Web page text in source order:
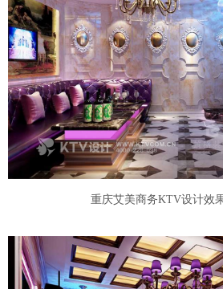
重庆艾美商务KTV设计效